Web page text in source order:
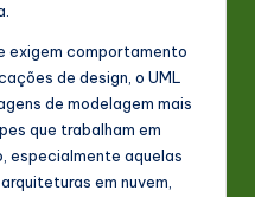
exigem comportamento
de design, o UML
de modelagem mais
que trabalham em
especialmente aquelas
em nuvem,